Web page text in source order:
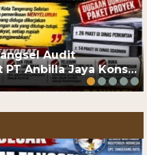
Audit
Anbilla Jaya Kons…